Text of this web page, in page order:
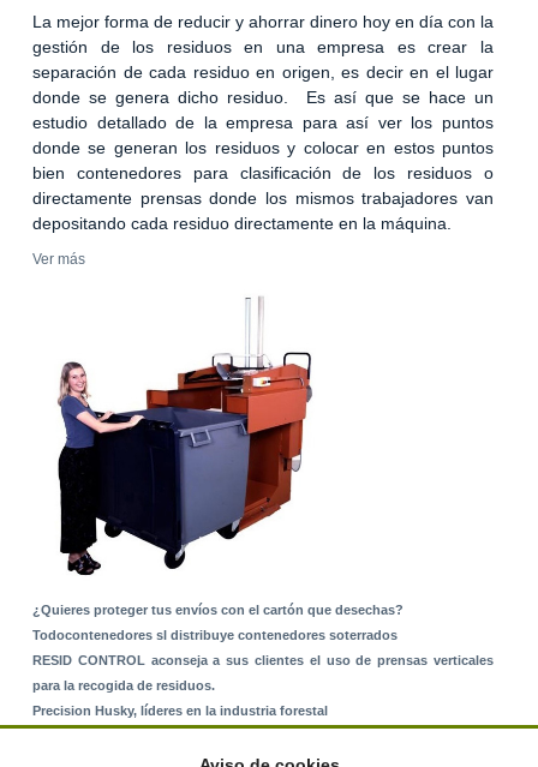
La mejor forma de reducir y ahorrar dinero hoy en día con la
gestión de los residuos en una empresa es crear la
separación de cada residuo en origen, es decir en el lugar
donde se genera dicho residuo. Es así que se hace un
estudio detallado de la empresa para así ver los puntos
donde se generan los residuos y colocar en estos puntos
bien contenedores para clasificación de los residuos o
directamente prensas donde los mismos trabajadores van
depositando cada residuo directamente en la máquina.
Ver más
¿Quieres proteger tus envíos con el cartón que desechas?
Todocontenedores sl distribuye contenedores soterrados
RESID CONTROL aconseja a sus clientes el uso de prensas verticales
para la recogida de residuos.
Precision Husky, líderes en la industria forestal